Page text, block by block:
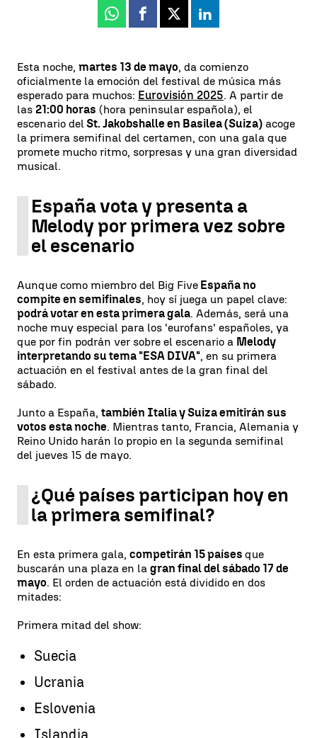
Whatsapp
Facebook
X Linkedin
Esta noche, martes 13 de mayo, da comienzo
oficialmente la emoción del festival de música más
esperado para muchos: Eurovisión 2025. A partir de
las 21:00 horas (hora peninsular española), el
escenario del St. Jakobshalle en Basilea (Suiza) acoge
la primera semifinal del certamen, con una gala que
promete mucho ritmo, sorpresas y una gran diversidad
musical.
España vota y presenta a
Melody por primera vez sobre
el escenario
Aunque como miembro del Big Five España no
compite en semifinales, hoy sí juega un papel clave:
podrá votar en esta primera gala. Además, será una
noche muy especial para los 'eurofans' españoles, ya
que por fin podrán ver sobre el escenario a Melody
interpretando su tema "ESA DIVA", en su primera
actuación en el festival antes de la gran final del
sábado.
Junto a España, también Italia y Suiza emitirán sus
votos esta noche. Mientras tanto, Francia, Alemania y
Reino Unido harán lo propio en la segunda semifinal
del jueves 15 de mayo.
¿Qué países participan hoy en
la primera semifinal?
En esta primera gala, competirán 15 países que
buscarán una plaza en la gran final del sábado 17 de
mayo. El orden de actuación está dividido en dos
mitades:
Primera mitad del show:
Suecia
Ucrania
Eslovenia
Islandia